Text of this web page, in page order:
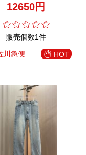
12650円
販売個数1件
川急便 HOT